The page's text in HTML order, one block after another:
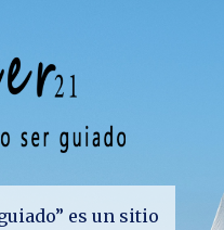
es un sitio